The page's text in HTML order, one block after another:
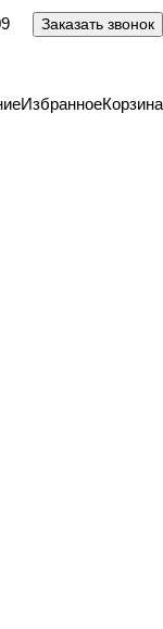
Заказать звонок
ИзбранноеКорзина